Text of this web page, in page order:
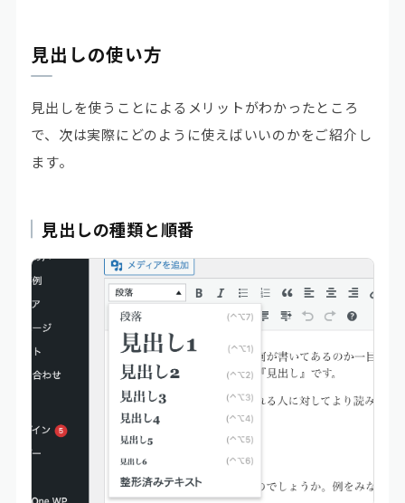
見出しの使い方
見出しを使うことによるメリットがわかったところ
で、次は実際にどのように使えばいいのかをご紹介し
ます。
見出しの種類と順番